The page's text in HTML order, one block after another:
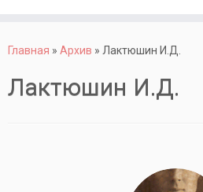
Главная » Архив » Лактюшин И.Д.
Лактюшин И.Д.